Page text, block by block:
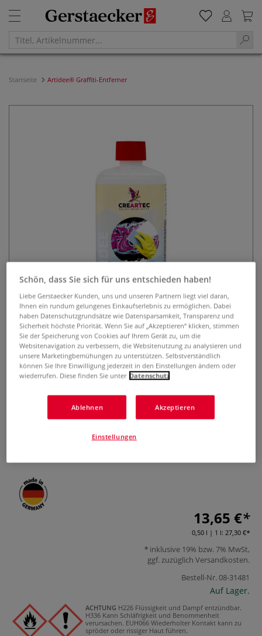
Startseite Artidee® Graffiti-Entferner
Artidee® Graffiti-Entferner
Artidee® Graffiti-Entferner entfernt alle
Metall- und Fensterflächen und ist in einer 500-ml-
13,65 €
0,50 l | 1 l: 27,30 €
inklusive 19% bzw. 7% MwSt,
ggf. zuzüglich Versandkosten.
Bestell-Nr.08-31481
Auf Lager.
ACHTUNG H226 Flüssigkeit und Dampf entzündbar.
H336 Kann Schläfrigkeit und Benommenheit
verursachen. EUH066 Wiederholter Kontakt kann zu
spröder oder rissiger Haut führen.
Schön, dass Sie sich für uns entschieden haben!
Liebe Gerstaecker Kunden, uns und unseren Partnern liegt viel daran,
Ihnen ein rundum gelungenes Einkaufserlebnis zu ermöglichen. Dabei
haben Datenschutzgrundsätze wie Datensparsamkeit, Transparenz und
Sicherheit höchste Priorität. Wenn Sie auf „Akzeptieren“ klicken, stimmen
Sie der Speicherung von Cookies auf Ihrem Gerät zu, um die
Websitenavigation zu verbessern, die Websitenutzung zu analysieren und
unsere Marketingbemühungen zu unterstützen. Selbstverständlich
können Sie Ihre Einwilligung jederzeit in den Einstellungen ändern oder
wiederrufen. Diese finden Sie unter Datenschutz
Ablehnen Akzeptieren
Einstellungen